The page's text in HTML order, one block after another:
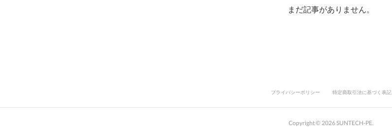
まだ記事がありません。
プライバシーポリシー 特定商取引法に基づく表記
Copyright © 2026SUNTECH-PE.